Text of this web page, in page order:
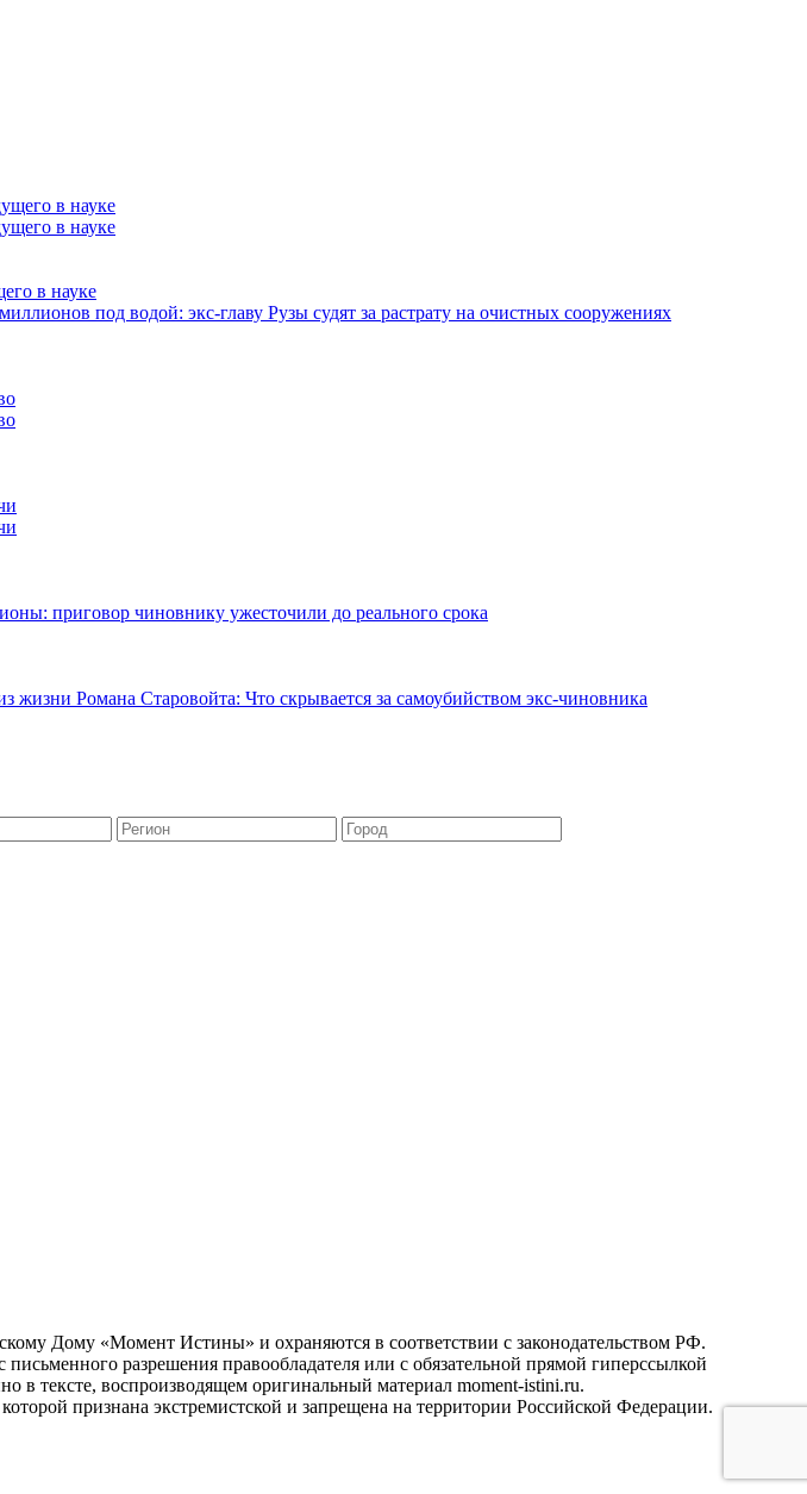
в науке
Дому «Момент Истины» и охраняются в соответствии с законодательством РФ.
разрешения правообладателя или с обязательной прямой гиперссылкой
в тексте, воспроизводящем оригинальный материал moment-istini.ru.
признана экстремистской и запрещена на территории Российской Федерации.